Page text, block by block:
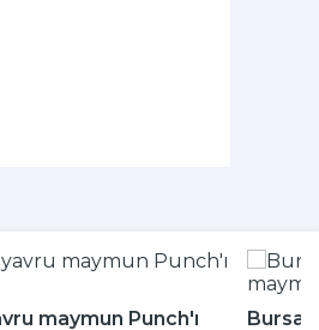
maymun Punch'ı